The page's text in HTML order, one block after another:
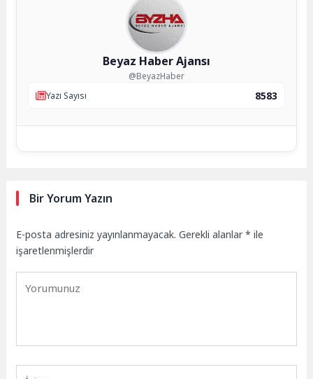
Beyaz Haber Ajansı
@BeyazHaber
Yazı Sayısı
8583
Bir Yorum Yazın
E-posta adresiniz yayınlanmayacak. Gerekli alanlar* ile
işaretlenmişlerdir